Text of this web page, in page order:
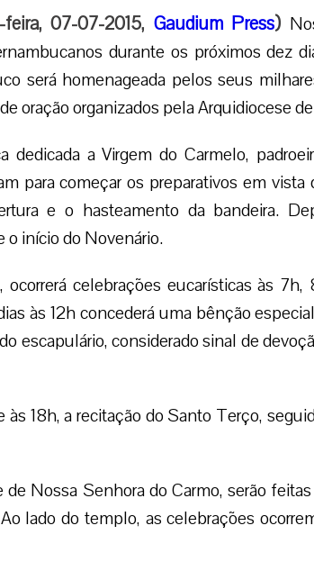
07-07-2015, Gaudium Press)
durante os próximos dez
será homenageada pelos seus
oração organizados pela Arquidiocese
dedicada a Virgem do Carmelo,
para começar os preparativos em vista
e o hasteamento da bandeira.
o início do Novenário.
celebrações eucarísticas às 7h,
às 12h concederá uma bênção
escapulário, considerado sinal de
às 18h, a recitação do Santo Terço,
de Nossa Senhora do Carmo, serão
lado do templo, as celebrações